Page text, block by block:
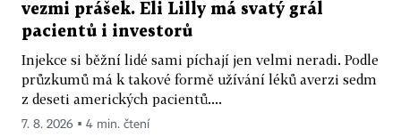
vezmi prášek. Eli Lilly má svatý grál
pacientů i investorů
Injekce si běžní lidé sami píchají jen velmi neradi. Podle
průzkumů má k takové formě užívání léků averzi sedm
z deseti amerických pacientů....
7. 8. 2026 ▪ 4 min. čtení